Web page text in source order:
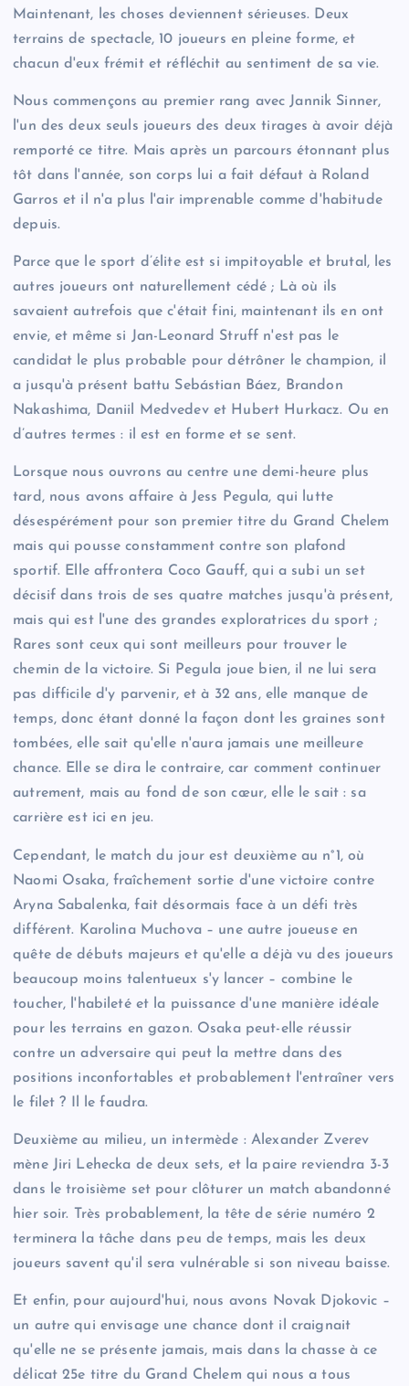
Maintenant, les choses deviennent sérieuses. Deux
terrains de spectacle, 10 joueurs en pleine forme, et
chacun d'eux frémit et réfléchit au sentiment de sa vie.
Nous commençons au premier rang avec Jannik Sinner,
l'un des deux seuls joueurs des deux tirages à avoir déjà
remporté ce titre. Mais après un parcours étonnant plus
tôt dans l'année, son corps lui a fait défaut à Roland
Garros et il n'a plus l'air imprenable comme d'habitude
depuis.
Parce que le sport d’élite est si impitoyable et brutal, les
autres joueurs ont naturellement cédé ; Là où ils
savaient autrefois que c'était fini, maintenant ils en ont
envie, et même si Jan-Leonard Struff n'est pas le
candidat le plus probable pour détrôner le champion, il
a jusqu'à présent battu Sebástian Báez, Brandon
Nakashima, Daniil Medvedev et Hubert Hurkacz. Ou en
d’autres termes : il est en forme et se sent.
Lorsque nous ouvrons au centre une demi-heure plus
tard, nous avons affaire à Jess Pegula, qui lutte
désespérément pour son premier titre du Grand Chelem
mais qui pousse constamment contre son plafond
sportif. Elle affrontera Coco Gauff, qui a subi un set
décisif dans trois de ses quatre matches jusqu'à présent,
mais qui est l'une des grandes exploratrices du sport ;
Rares sont ceux qui sont meilleurs pour trouver le
chemin de la victoire. Si Pegula joue bien, il ne lui sera
pas difficile d'y parvenir, et à 32 ans, elle manque de
temps, donc étant donné la façon dont les graines sont
tombées, elle sait qu'elle n'aura jamais une meilleure
chance. Elle se dira le contraire, car comment continuer
autrement, mais au fond de son cœur, elle le sait : sa
carrière est ici en jeu.
Cependant, le match du jour est deuxième au n°1, où
Naomi Osaka, fraîchement sortie d'une victoire contre
Aryna Sabalenka, fait désormais face à un défi très
différent. Karolina Muchova – une autre joueuse en
quête de débuts majeurs et qu'elle a déjà vu des joueurs
beaucoup moins talentueux s'y lancer – combine le
toucher, l'habileté et la puissance d'une manière idéale
pour les terrains en gazon. Osaka peut-elle réussir
contre un adversaire qui peut la mettre dans des
positions inconfortables et probablement l'entraîner vers
le filet ? Il le faudra.
Deuxième au milieu, un intermède : Alexander Zverev
mène Jiri Lehecka de deux sets, et la paire reviendra 3-3
dans le troisième set pour clôturer un match abandonné
hier soir. Très probablement, la tête de série numéro 2
terminera la tâche dans peu de temps, mais les deux
joueurs savent qu'il sera vulnérable si son niveau baisse.
Et enfin, pour aujourd'hui, nous avons Novak Djokovic –
un autre qui envisage une chance dont il craignait
qu'elle ne se présente jamais, mais dans la chasse à ce
délicat 25e titre du Grand Chelem qui nous a tous